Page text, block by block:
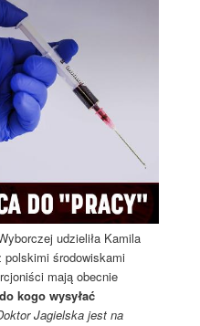
udzieliła Kamila
polskimi środowiskami
mają obecnie
kogo wysyłać
Jagielska jest na